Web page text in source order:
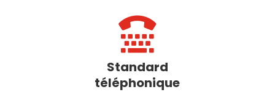

Standard
téléphonique